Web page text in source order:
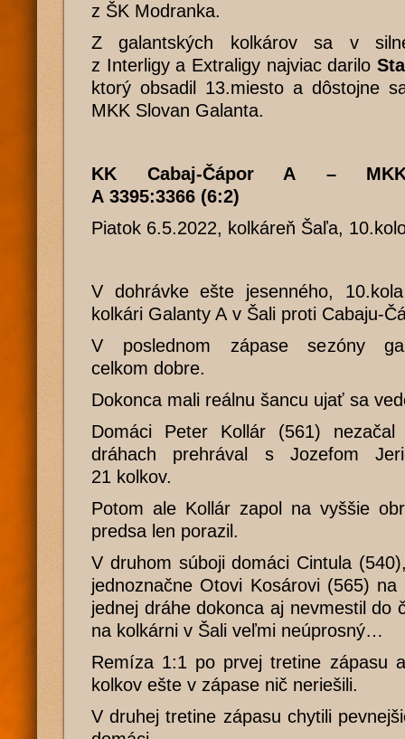
z ŠK Modranka.
Z galantských kolkárov sa v
z Interligy a Extraligy najviac darilo
ktorý obsadil 13.miesto a dôstojne
MKK Slovan Galanta.
KK Cabaj-Čápor A –
A 3395:3366 (6:2)
Piatok 6.5.2022, kolkáreň Šaľa,
V dohrávke ešte jesenného,
kolkári Galanty A v Šali proti Cabaju-
V poslednom zápase sezóny
celkom dobre.
Dokonca mali reálnu šancu ujať sa
Domáci Peter Kollár (561)
dráhach prehrával s Jozefom
21 kolkov.
Potom ale Kollár zapol na vyššie
predsa len porazil.
V druhom súboji domáci Cintula
jednoznačne Otovi Kosárovi (565)
jednej dráhe dokonca aj nevmestil do
na kolkárni v Šali veľmi neúprosný…
Remíza 1:1 po prvej tretine zápasu
kolkov ešte v zápase nič neriešili.
V druhej tretine zápasu chytili